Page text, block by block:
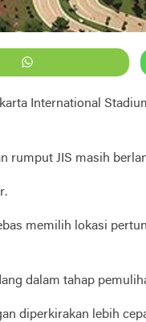
International
rumput JIS masih
memilih lokasi
dalam tahap
diperkirakan lebih